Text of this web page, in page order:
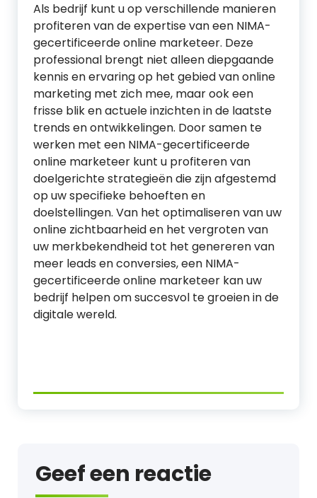
Als bedrijf kunt u op verschillende manieren
profiteren van de expertise van een NIMA-
gecertificeerde online marketeer. Deze
professional brengt niet alleen diepgaande
kennis en ervaring op het gebied van online
marketing met zich mee, maar ook een
frisse blik en actuele inzichten in de laatste
trends en ontwikkelingen. Door samen te
werken met een NIMA-gecertificeerde
online marketeer kunt u profiteren van
doelgerichte strategieën die zijn afgestemd
op uw specifieke behoeften en
doelstellingen. Van het optimaliseren van uw
online zichtbaarheid en het vergroten van
uw merkbekendheid tot het genereren van
meer leads en conversies, een NIMA-
gecertificeerde online marketeer kan uw
bedrijf helpen om succesvol te groeien in de
digitale wereld.
Geef een reactie